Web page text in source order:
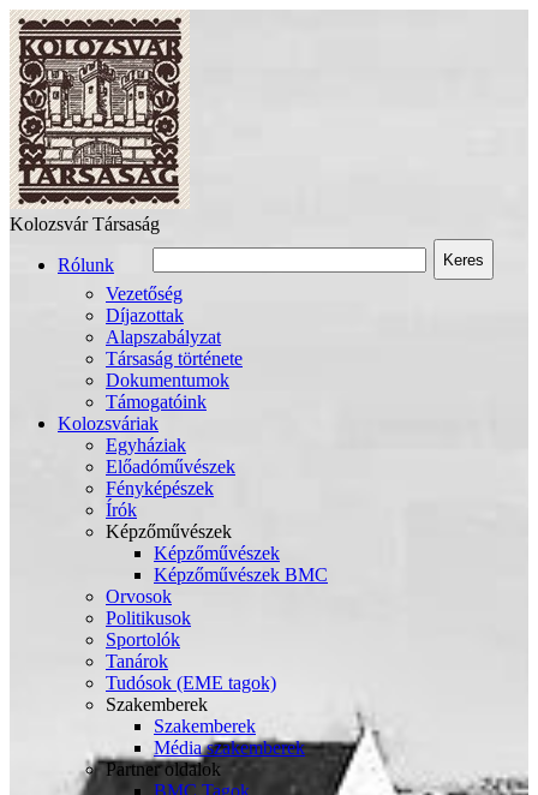
Kolozsvár Társaság
Keres
Rólunk
Vezetőség
Díjazottak
Alapszabályzat
Társaság története
Dokumentumok
Támogatóink
Kolozsváriak
Egyháziak
Előadóművészek
Fényképészek
Írók
Képzőművészek
Képzőművészek
Képzőművészek BMC
Orvosok
Politikusok
Sportolók
Tanárok
Tudósok (EME tagok)
Szakemberek
Szakemberek
Média szakemberek
Partner oldalok
BMC Tagok